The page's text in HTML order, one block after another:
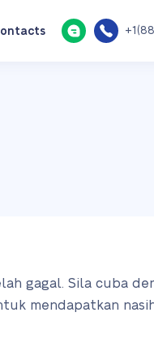
gagal. Sila cuba
mendapatkan